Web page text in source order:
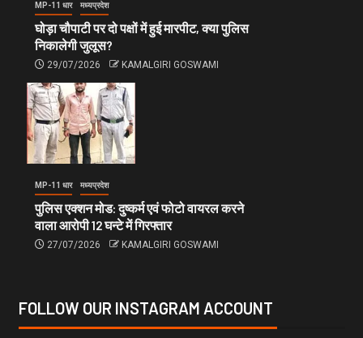
MP-11 धार मध्यप्रदेश
घोड़ा चौपाटी पर दो पक्षों में हुई मारपीट, क्या पुलिस
निकालेगी जुलूस?
29/07/2026 KAMALGIRI GOSWAMI
MP-11 धार मध्यप्रदेश
पुलिस एक्शन मोड: दुष्कर्म एवं फोटो वायरल करने
वाला आरोपी 12 घन्टे में गिरफ्तार
27/07/2026 KAMALGIRI GOSWAMI
FOLLOW OUR INSTAGRAM ACCOUNT